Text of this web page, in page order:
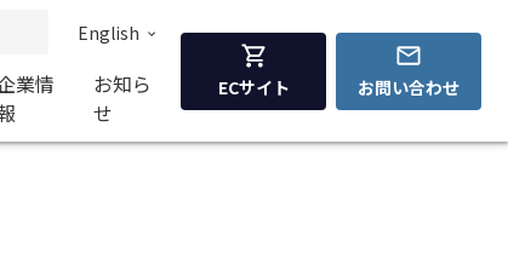
English
業情
お知ら
せ
ECサイト お問い合わせ